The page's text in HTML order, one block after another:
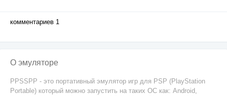
комментариев 1
О эмуляторе
PPSSPP - это портативный эмулятор игр для PSP (PlayStation
Portable) который можно запустить на таких ОС как: Android,